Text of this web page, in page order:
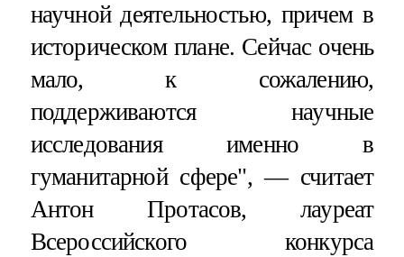
научной деятельностью, причем в
историческом плане. Сейчас очень
мало, к сожалению,
поддерживаются научные
исследования именно в
гуманитарной сфере", — считает
Антон Протасов, лауреат
Всероссийского конкурса